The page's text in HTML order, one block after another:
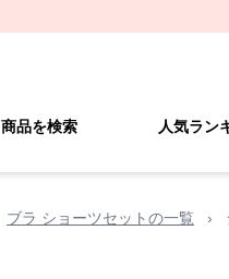
商品を検索 人気ラン
ブラ ショーツセットの一覧 ›